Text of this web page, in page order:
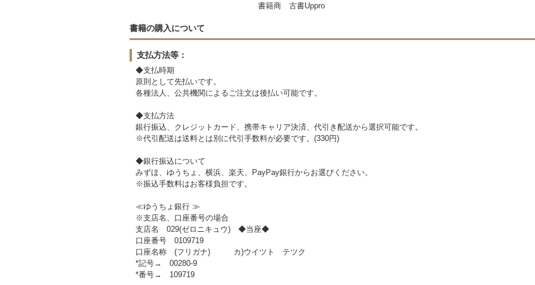
書籍商 古書Uppro
書籍の購入について
支払方法等：
◆支払時期
原則として先払いです。
各種法人、公共機関によるご注文は後払い可能です。
◆支払方法
銀行振込、クレジットカード、携帯キャリア決済、代引き配送から選択可能です。
※代引配送は送料とは別に代引手数料が必要です。(330円)
◆銀行振込について
みずほ、ゆうちょ、横浜、楽天、PayPay銀行からお選びください。
※振込手数料はお客様負担です。
≪ゆうちょ銀行 ≫
※支店名、口座番号の場合
支店名 029(ゼロニキュウ) ◆当座◆
口座番号 0109719
口座名称 (フリガナ) カ)ウイツト テツク
*記号→ 00280-9
*番号→ 109719